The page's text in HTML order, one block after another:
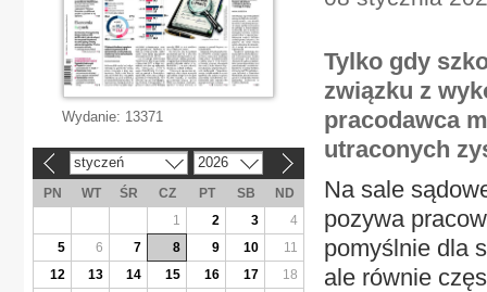
Tylko gdy
związku z
pracodawca
utraconych
Na sale
pozywa
pomyślnie dla
ale równie
Wydanie: 13371
styczeń 2026
PN WT ŚR CZ PT SB
ND
1
2 3
4
5
6 7 8 9 10
11
12
13 14 15 16 17
18